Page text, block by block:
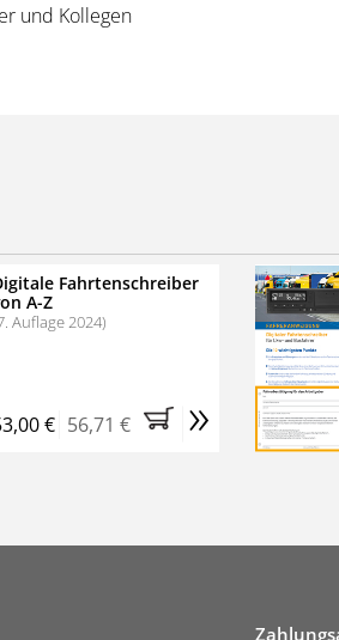
und Kollegen
Profipaket im Kennenlern-
MwSt. und Versandkosten).
das Abonnement endet
Fahrtenschreiber
A-Z
Auflage 2024)
€ 56,71 € »